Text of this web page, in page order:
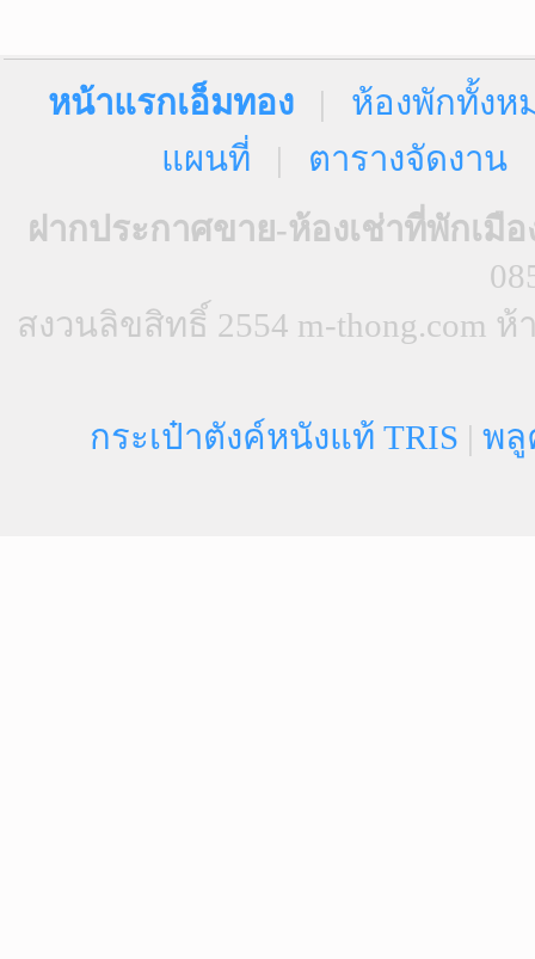
หน้าแรกเอ็มทอง| ห้องพักทั้งห
แผนที่ | ตารางจัดงาน
ฝากประกาศขาย-ห้องเช่าที่พักเมื
สงวนลิขสิทธิ์ 2554 m-thong.com
กระเป๋าตังค์หนังแท้ TRIS | พลู